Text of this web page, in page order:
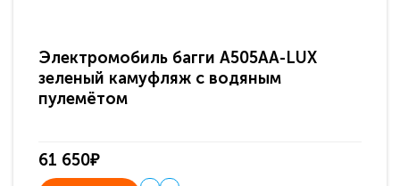
Электромобиль багги A505AA-LUX
зеленый камуфляж с водяным
пулемётом
61 650₽